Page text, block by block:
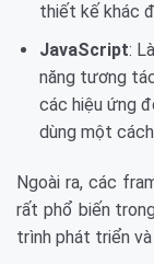
thiết kế khác
JavaScript:
năng tương
các hiệu ứng
dùng một
Ngoài ra, các
rất phổ biến
trình phát triển